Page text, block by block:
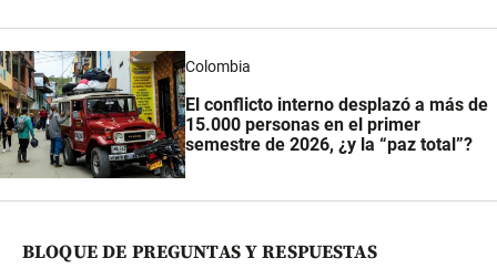
Colombia
El conflicto interno desplazó a más de
15.000 personas en el primer
semestre de 2026, ¿y la “paz total”?
BLOQUE DE PREGUNTAS Y RESPUESTAS